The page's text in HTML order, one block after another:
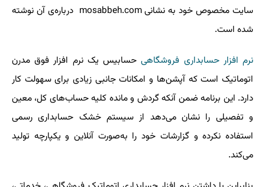
سایت مخصوص خود به نشانیmosabbeh.com درباره‌ی آن نوشته
شده است.
نرم افزار حسابداری فروشگاهیحسابیس یک نرم افزار فوق مدرن
اتوماتیک است که آپشن‌ها و امکانات جانبی زیادی برای سهولت کار
دارد. این برنامه ضمن آنکه گردش و مانده کلیه‌ حساب‌های کل، معین
و تفصیلی را نشان می‌دهد از سیستم خشک حسابداری رسمی
استفاده نکرده و گزارشات خود را به‌صورت آنلاین و یکپارچه تولید
می‌کند.